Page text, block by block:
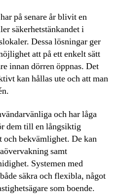
på senare år blivit en
säkerhetstänkandet i
Dessa lösningar ger
att på ett enkelt sätt
innan dörren öppnas. Det
kan hållas ute och att man
och har låga
dem till en långsiktig
och bekvämlighet. De kan
samt
Systemen med
säkra och flexibla, något
som boende.